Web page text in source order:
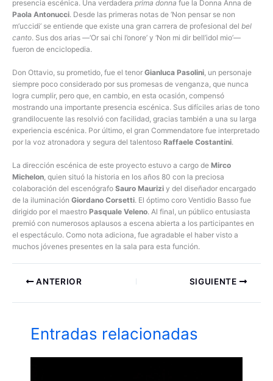
presencia escénica. Una verdadera prima donna fue la Donna Anna de
Paola Antonucci. Desde las primeras notas de ‘Non pensar se non
m’uccidi’ se entiende que existe una gran carrera de profesional del bel
canto. Sus dos arias —‘Or sai chi l’onore’ y ‘Non mi dir bell’idol mio’—
fueron de enciclopedia.
Don Ottavio, su prometido, fue el tenor Gianluca Pasolini, un personaje
siempre poco considerado por sus promesas de venganza, que nunca
logra cumplir, pero que, en cambio, en esta ocasión, compensó
mostrando una importante presencia escénica. Sus difíciles arias de tono
grandilocuente las resolvió con facilidad, gracias también a una su larga
experiencia escénica. Por último, el gran Commendatore fue interpretado
por la voz atronadora y segura del talentoso Raffaele Costantini.
La dirección escénica de este proyecto estuvo a cargo de Mirco
Michelon, quien situó la historia en los años 80 con la preciosa
colaboración del escenógrafo Sauro Maurizi y del diseñador encargado
de la iluminación Giordano Corsetti. El óptimo coro Ventidio Basso fue
dirigido por el maestro Pasquale Veleno. Al final, un público entusiasta
premió con numerosos aplausos a escena abierta a los participantes en
el espectáculo. Como nota adiciona, fue agradable el haber visto a
muchos jóvenes presentes en la sala para esta función.
ANTERIOR SIGUIENTE
Entradas relacionadas